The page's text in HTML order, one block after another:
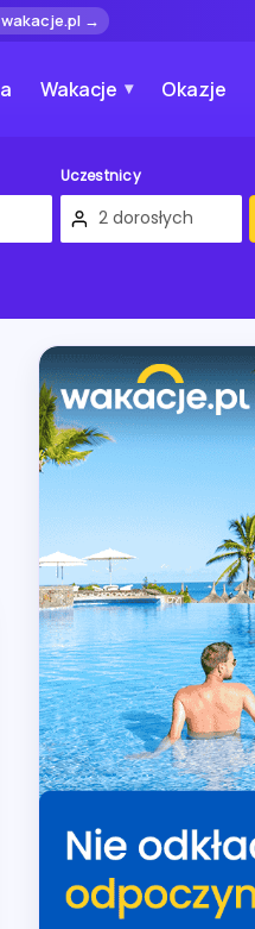
→
Wakacje Okazje
Uczestnicy